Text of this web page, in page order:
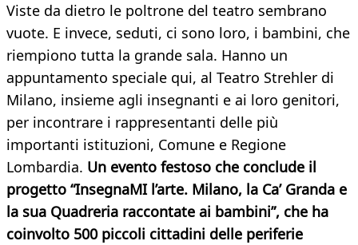
Viste da dietro le poltrone del teatro sembrano
vuote. E invece, seduti, ci sono loro, i bambini, che
riempiono tutta la grande sala. Hanno un
appuntamento speciale qui, al Teatro Strehler di
Milano, insieme agli insegnanti e ai loro genitori,
per incontrare i rappresentanti delle più
importanti istituzioni, Comune e Regione
Lombardia. Un evento festoso che conclude il
progetto “InsegnaMI l’arte. Milano, la Ca’ Granda e
la sua Quadreria raccontate ai bambini”, che ha
coinvolto 500 piccoli cittadini delle periferie